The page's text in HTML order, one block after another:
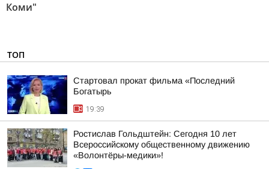
Коми"
ТОП
Стартовал прокат фильма «Последний
Богатырь
19:39
Ростислав Гольдштейн: Сегодня 10 лет
Всероссийскому общественному движению
«Волонтёры-медики»!